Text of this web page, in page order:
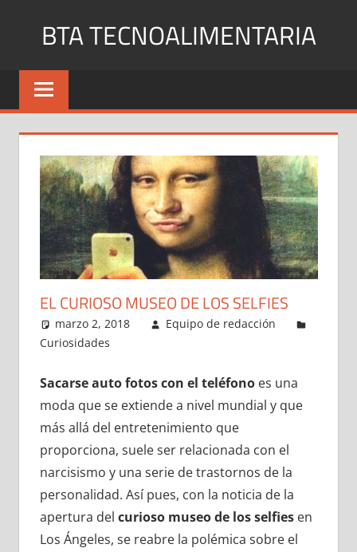
BTA TECNOALIMENTARIA
Blog
y
internet
EL CURIOSO MUSEO DE LOS SELFIES
marzo 2, 2018
Equipo de redacción
Curiosidades
Sacarse auto fotos con el teléfonoes una
moda que se extiende a nivel mundial y que
más allá del entretenimiento que
proporciona, suele ser relacionada con el
narcisismo y una serie de trastornos de la
personalidad. Así pues, con la noticia de la
apertura del curioso museo de los selfiesen
Los Ángeles, se reabre la polémica sobre el